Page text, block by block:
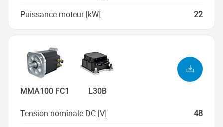
Puissance moteur [kW]
22
MMA100 FC1 L30B
Tension nominale DC [V]
48